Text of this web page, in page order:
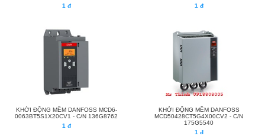
1 đ
1 đ
KHỞI ĐỘNG MỀM DANFOSS MCD6-
0063BT5S1X20CV1 - C/N 136G8762
1 đ
KHỞI ĐỘNG MỀM DANFOSS
MCD50428CT5G4X00CV2 - C/N
175G5540
1 đ